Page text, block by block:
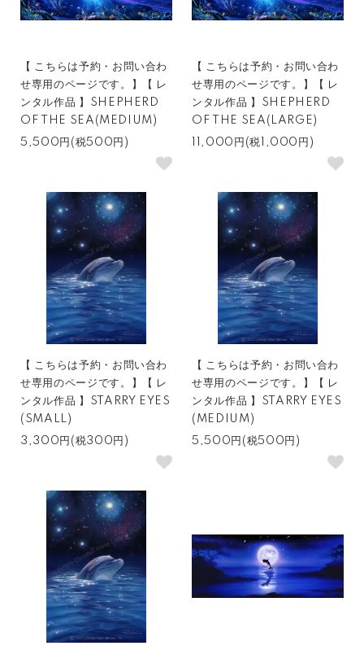
【 こちらは予約・お問い合わ
せ専用のページです。】【 レ
ンタル作品 】SHEPHERD
OF THE SEA(MEDIUM)
5,500円(税500円)
【 こちらは予約・お問い合わ
せ専用のページです。】【 レ
ンタル作品 】SHEPHERD
OF THE SEA(LARGE)
11,000円(税1,000円)
【 こちらは予約・お問い合わ
せ専用のページです。】【 レ
ンタル作品 】STARRY EYES
(SMALL)
3,300円(税300円)
【 こちらは予約・お問い合わ
せ専用のページです。】【 レ
ンタル作品 】STARRY EYES
(MEDIUM)
5,500円(税500円)